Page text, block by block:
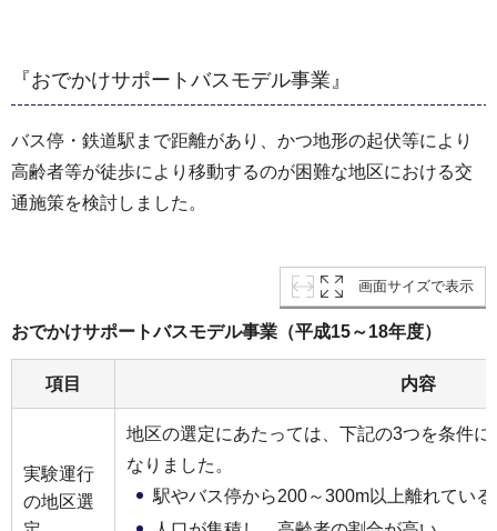
『おでかけサポートバスモデル事業』
バス停・鉄道駅まで距離があり、かつ地形の起伏等により
高齢者等が徒歩により移動するのが困難な地区における交
通施策を検討しました。
画面サイズで表示
おでかけサポートバスモデル事業（平成15～18年度）
項目 内容
実験運行
の地区選
地区の選定にあたっては、下記の3つを条件
なりました。
駅やバス停から200～300m以上離れている